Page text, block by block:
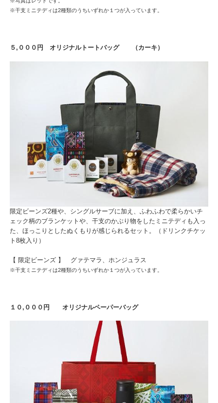
※干支ミニテディは2種類のうちいずれか１つが入っています。
５,０００円 オリジナルトートバッグ （カーキ）
限定ビーンズ2種や、シングルサーブに加え、ふわふわで柔らかいチ
ェック柄のブランケットや、干支のかぶり物をしたミニテディも入っ
た、ほっこりとしたぬくもりが感じられるセット。（ドリンクチケッ
ト8枚入り）
【 限定ビーンズ 】 グァテマラ、ホンジュラス
※干支ミニテディは2種類のうちいずれか１つが入っています。
１０,０００円 オリジナルペーパーバッグ